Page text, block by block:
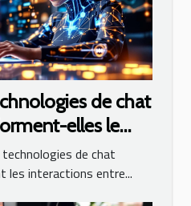
de chat
elles le
technologies de chat
les interactions entre...